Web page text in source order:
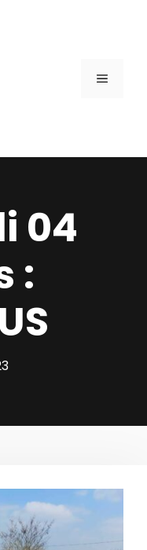
MENU
04
: